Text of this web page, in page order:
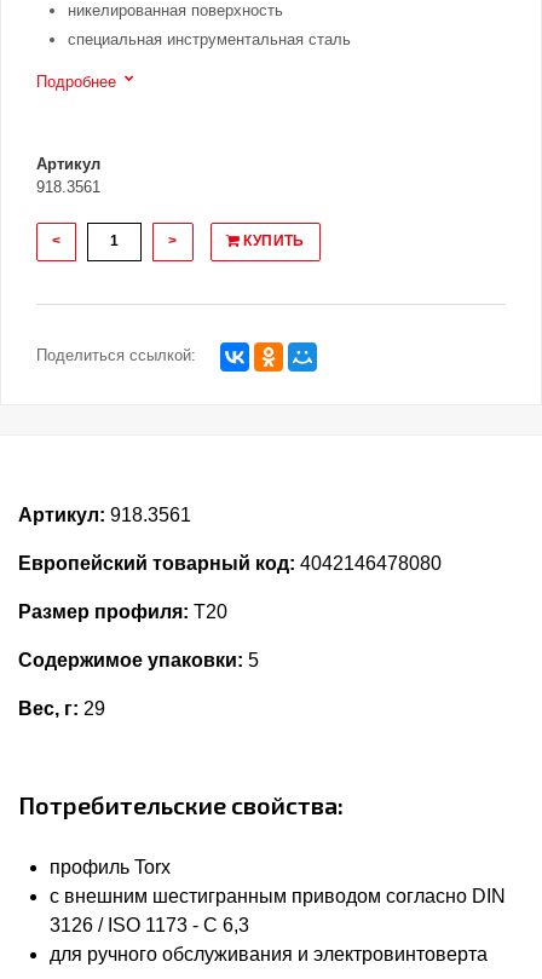
никелированная поверхность
специальная инструментальная сталь
Подробнее
Артикул
918.3561
< > КУПИТЬ
Поделиться ссылкой:
Артикул: 918.3561
Европейский товарный код: 4042146478080
Размер профиля: T20
Содержимое упаковки: 5
Вес, г: 29
Потребительские свойства:
профиль Torx
с внешним шестигранным приводом согласно DIN
3126 / ISO 1173 - C 6,3
для ручного обслуживания и электровинтоверта